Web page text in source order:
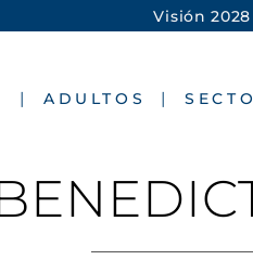
Visión 2028
ADULTOS